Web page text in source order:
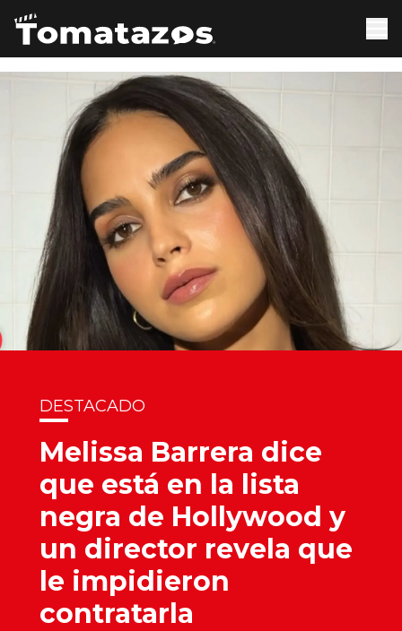
DESTACADO
Melissa Barrera dice
que está en la lista
negra de Hollywood y
un director revela que
le impidieron
contratarla